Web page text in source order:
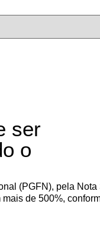
ser
o
(PGFN), pela Nota
de 500%,